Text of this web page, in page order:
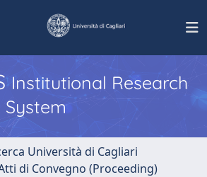
Institutional Research
Università di Cagliari
di Convegno (Proceeding)